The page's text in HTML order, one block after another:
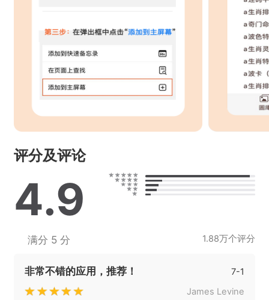
评分及评论
4.9
满分 5 分 1.88万个评分
非常不错的应用，推荐！
7-1
James Levine